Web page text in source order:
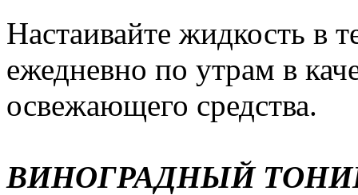
Настаивайте жидкость в
ежедневно по утрам в
освежающего средства.
ВИНОГРАДНЫЙ